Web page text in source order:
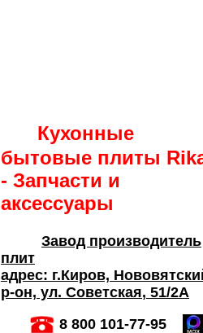
Кухонные
бытовые плиты
- Запчасти и
аксессуары
Завод производитель
плит
адрес: г.Киров,
р-он, ул. Советская, 51/2А
8 800 101-77-95